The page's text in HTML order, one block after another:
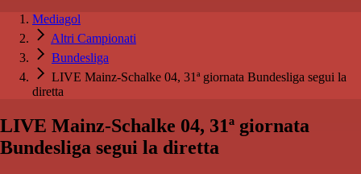
Mediagol
Altri Campionati
Bundesliga
LIVE Mainz-Schalke 04, 31ª giornata Bundesliga segui la
diretta
LIVE Mainz-Schalke 04, 31ª giornata
Bundesliga segui la diretta